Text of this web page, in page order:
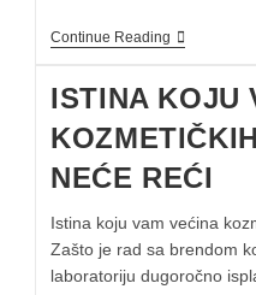
Continue Reading
ISTINA KOJU
NEĆE REĆI
Istina koju vam većina
Zašto je rad sa brendom
laboratoriju dugoročno